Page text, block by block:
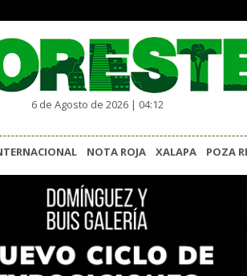
6 de Agosto de 2026 | 04:12
NOTA ROJA XALAPA POZA